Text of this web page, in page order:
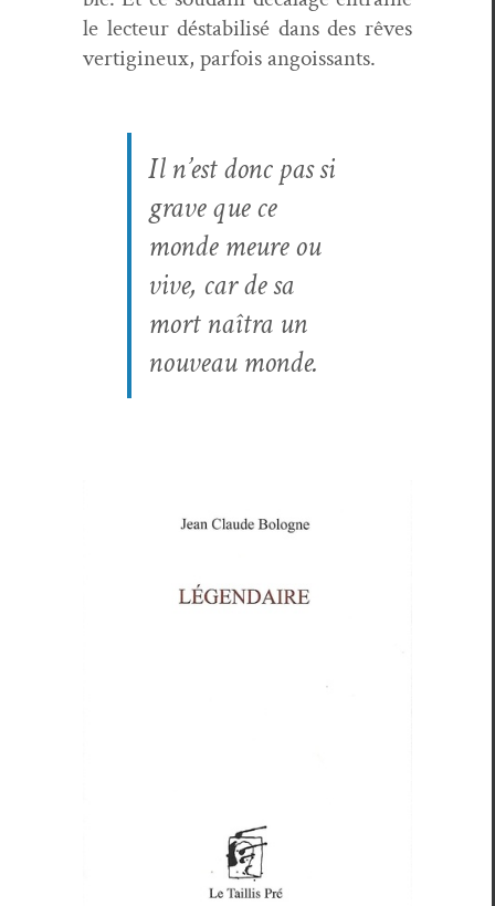
le lecteur désta­bil­isé dans des rêves
ver­tig­ineux, par­fois angoissants.
Il n’est donc pas si
grave que ce
monde meure ou
vive, car de sa
mort naî­tra un
nou­veau monde.